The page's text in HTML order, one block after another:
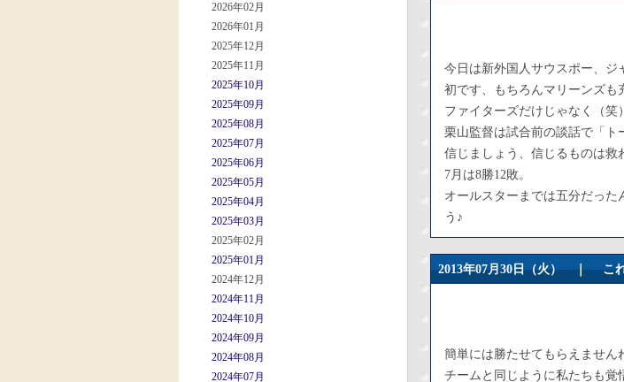
2026年02月
2026年01月
2025年12月
2025年11月
2025年10月
2025年09月
2025年08月
2025年07月
2025年06月
2025年05月
2025年04月
2025年03月
2025年02月
2025年01月
2024年12月
2024年11月
2024年10月
2024年09月
2024年08月
2024年07月
今日は新外国人サウスポー、ジ
初です、もちろんマリーンズも
ファイターズだけじゃなく（笑
栗山監督は試合前の談話で「ト
信じましょう、信じるものは救
7月は8勝12敗。
オールスターまでは五分だっ
う♪
2013年07月30日（火） ｜こ
簡単には勝たせてもらえません
チームと同じように私たちも覚